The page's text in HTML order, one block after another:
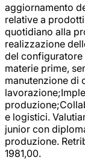
aggiornamento
relative a
quotidiano alla
realizzazione
del
materie prime,
manutenzione di
e logistici.
junior con
produzione.
1981,00.